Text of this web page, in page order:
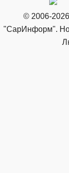
© 2006-
"СарИнформ".